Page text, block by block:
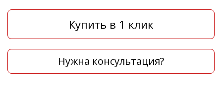
Купить в 1 клик
Нужна консультация?